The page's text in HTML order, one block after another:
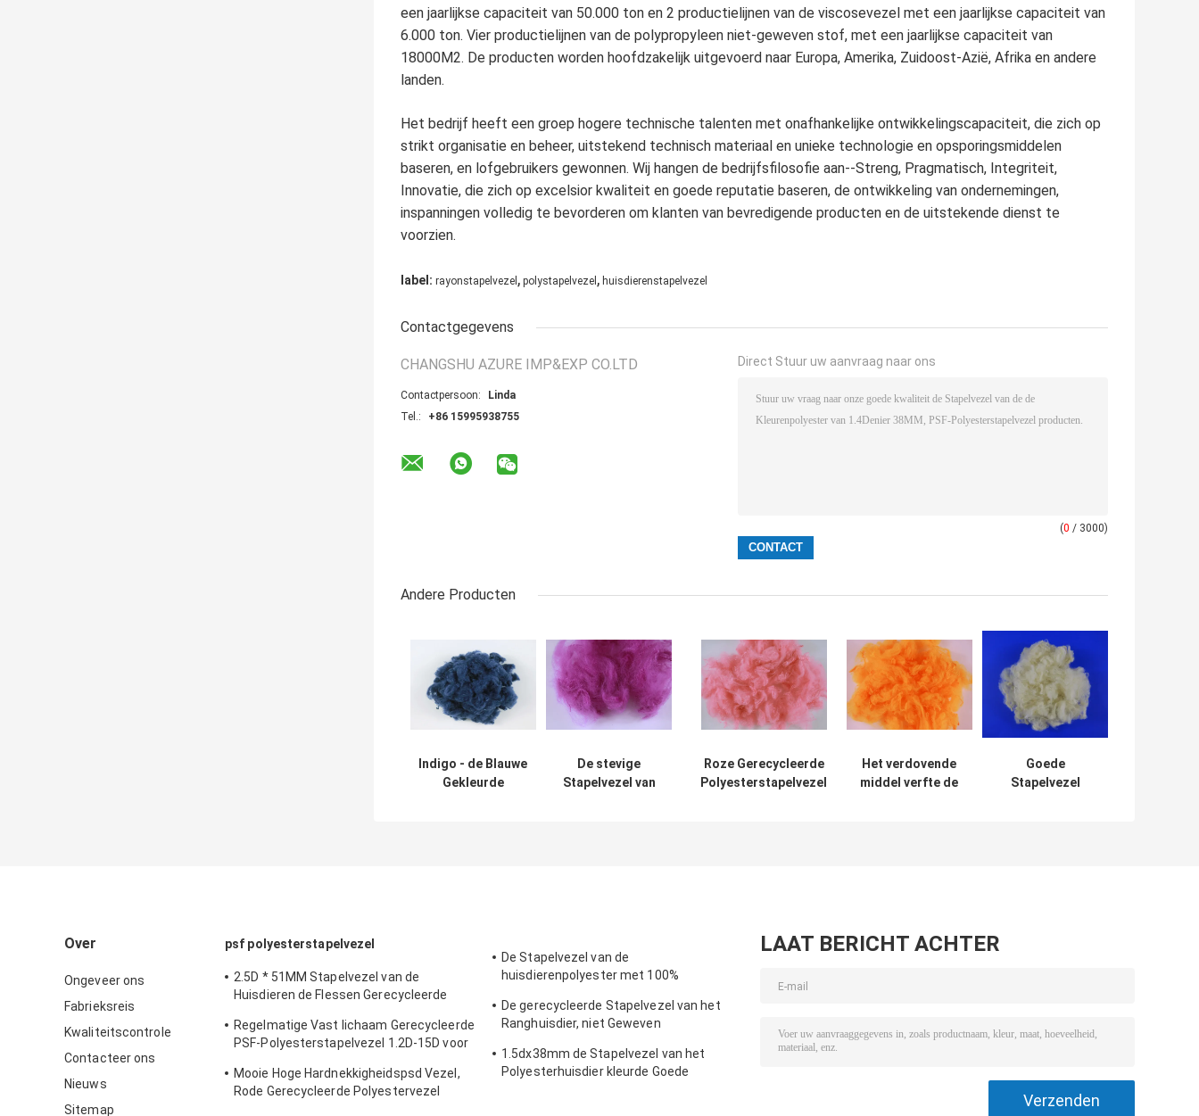
een jaarlijkse capaciteit van 50.000 ton en 2 productielijnen van de viscosevezel met een jaarlijkse capaciteit van
6.000 ton. Vier productielijnen van de polypropyleen niet-geweven stof, met een jaarlijkse capaciteit van
18000M2. De producten worden hoofdzakelijk uitgevoerd naar Europa, Amerika, Zuidoost-Azië, Afrika en andere
landen.
Het bedrijf heeft een groep hogere technische talenten met onafhankelijke ontwikkelingscapaciteit, die zich op
strikt organisatie en beheer, uitstekend technisch materiaal en unieke technologie en opsporingsmiddelen
baseren, en lofgebruikers gewonnen. Wij hangen de bedrijfsfilosofie aan--Streng, Pragmatisch, Integriteit,
Innovatie, die zich op excelsior kwaliteit en goede reputatie baseren, de ontwikkeling van ondernemingen,
inspanningen volledig te bevorderen om klanten van bevredigende producten en de uitstekende dienst te
voorzien.
label: rayonstapelvezel , polystapelvezel , huisdierenstapelvezel
Contactgegevens
CHANGSHU AZURE IMP&EXP CO.LTD
Contactpersoon:
Linda
Tel.:
+86 15995938755
Direct Stuur uw aanvraag naar ons
(0 / 3000)
Andere Producten
Indigo - de Blauwe
Gekleurde
De stevige
Stapelvezel van
Roze Gerecycleerde
Polyesterstapelvezel
Het verdovende
middel verfte de
Goede
Stapelvezel
Over
Ongeveer ons
Fabrieksreis
Kwaliteitscontrole
Contacteer ons
Nieuws
Sitemap
psf polyesterstapelvezel
2.5D * 51MM Stapelvezel van de
Huisdieren de Flessen Gerecycleerde
Spinnen
Regelmatige Vast lichaam Gerecycleerde
PSF-Polyesterstapelvezel 1.2D-15D voor
Mooie Hoge Hardnekkigheidspsd Vezel,
Rode Gerecycleerde Polyestervezel
De Stapelvezel van de
huisdierenpolyester met 100%
HUISDIERENfles
De gerecycleerde Stapelvezel van het
Ranghuisdier, niet Geweven
1.5dx38mm de Stapelvezel van het
Polyesterhuisdier kleurde Goede
LAAT BERICHT ACHTER